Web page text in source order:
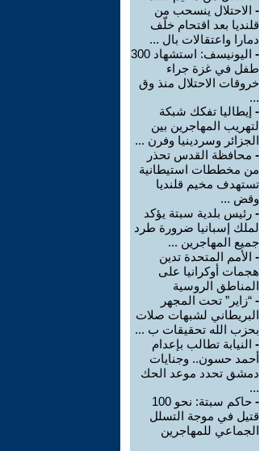
- الاحتلال ينسحب من
قلنديا بعد اقتحام خلّف
دمارا واعتقالات بال ...
-
اليونيسف: استشهاد 300
طفل في غزة جراء
خروقات الاحتلال منذ وق
...
- إيطاليا تفكك شبكة
لتهريب المهاجرين بين
الجزائر وسردينيا وفرن ...
- محافظة القدس تحذر
من مخططات استيطانية
تستهدف مخيم قلنديا
وقض ...
- رئيس بلدية سبتة يؤكد
لملك إسبانيا ضرورة طرد
جميع المهاجرين ...
- الأمم المتحدة تدين
هجمات أوكرانيا على
المناطق الروسية
- “زاير” تحت المجهر
البريطاني لشبهات صلات
بحزب الله تحقيقات ب ...
- النيابة تطالب بإعدام
أحمد حسون.. وجنايات
دمشق تحدد موعد الحك
...
-
حاكم سبتة: نحو 100
قتيل في موجة التسلل
الجماعي للمهاجرين